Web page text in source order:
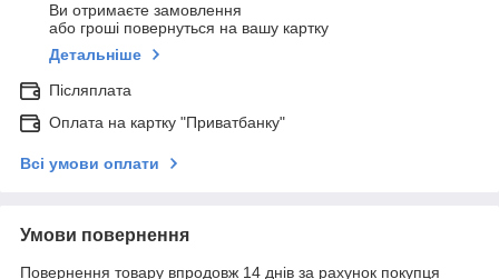
Ви отримаєте замовлення
або гроші повернуться на вашу картку
Детальніше
Післяплата
Оплата на картку "Приватбанку"
Всі умови оплати
Умови повернення
Повернення товару впродовж 14 днів за рахунок покупця